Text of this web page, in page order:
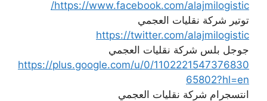
https://www.facebook.com/alajmilogistic/
توتير شركة نقليات العجمي
https://twitter.com/alajmilogistic
جوجل بلس شركة نقليات العجمي
https://plus.google.com/u/0/1102221547376830
65802?hl=en
انتسجرام شركة نقليات العجمي